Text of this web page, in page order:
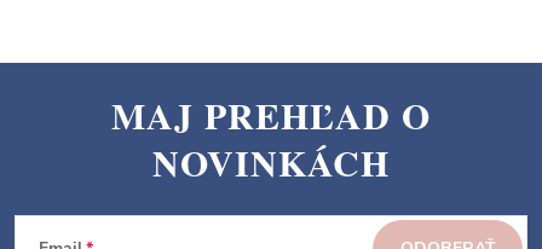
p
MAJ PREHĽAD O
NOVINKÁCH